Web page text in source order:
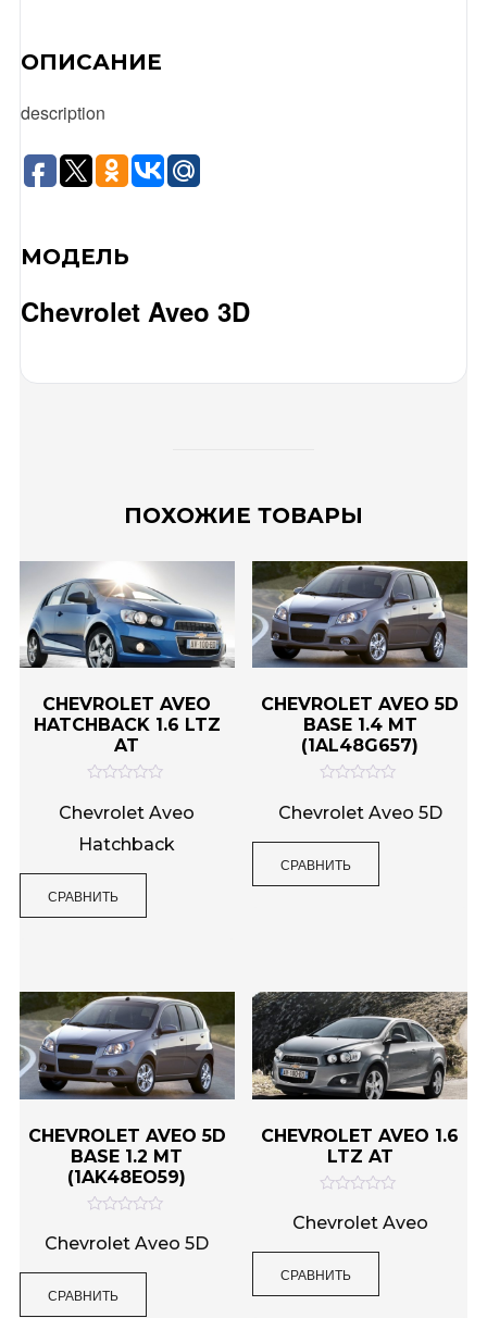
ОПИСАНИЕ
description
МОДЕЛЬ
Chevrolet Aveo 3D
ПОХОЖИЕ ТОВАРЫ
CHEVROLET AVEO
HATCHBACK 1.6 LTZ
AT
ц
е
н
к
0
и
5
Chevrolet Aveo
Hatchback
СРАВНИТЬ
CHEVROLET AVEO 5D
BASE 1.4 MT
(1AL48G657)
ц
е
а
Chevrolet Aveo 5D
СРАВНИТЬ
CHEVROLET AVEO 5D
BASE 1.2 MT
(1AK48EO59)
ц
е
а
Chevrolet Aveo 5D
СРАВНИТЬ
CHEVROLET AVEO 1.6
LTZ AT
ц
е
а
Chevrolet Aveo
СРАВНИТЬ